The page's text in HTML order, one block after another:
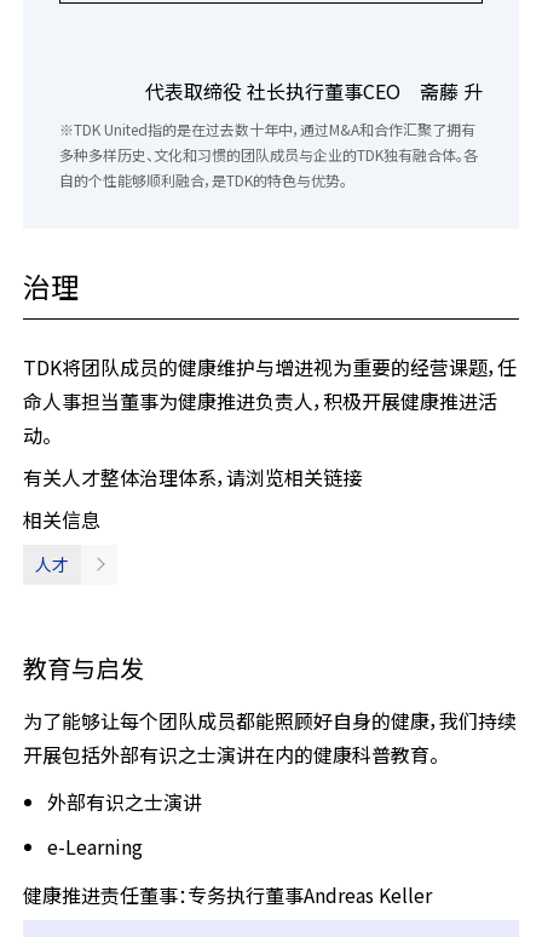
代表取缔役 社长执行董事CEO 斋藤 升
※TDK United指的是在过去数十年中，通过M&A和合作汇聚了拥有
多种多样历史、文化和习惯的团队成员与企业的TDK独有融合体。各
自的个性能够顺利融合，是TDK的特色与优势。
治理
TDK将团队成员的健康维护与增进视为重要的经营课题，任
命人事担当董事为健康推进负责人，积极开展健康推进活
动。
有关人才整体治理体系，请浏览相关链接
相关信息
人才
教育与启发
为了能够让每个团队成员都能照顾好自身的健康，我们持续
开展包括外部有识之士演讲在内的健康科普教育。
外部有识之士演讲
e-Learning
健康推进责任董事：专务执行董事Andreas Keller